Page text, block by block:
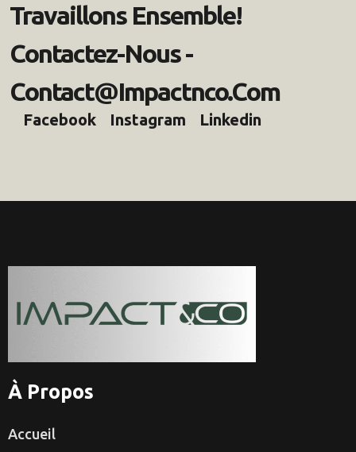
Travaillons Ensemble!
Contactez-Nous -
Contact@impactnco.com
Facebook Instagram Linkedin
À Propos
Accueil